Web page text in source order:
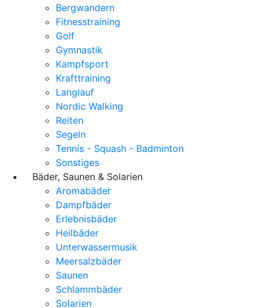
Bergwandern
Fitnesstraining
Golf
Gymnastik
Kampfsport
Krafttraining
Langlauf
Nordic Walking
Reiten
Segeln
Tennis - Squash - Badminton
Sonstiges
Bäder, Saunen & Solarien
Aromabäder
Dampfbäder
Erlebnisbäder
Heilbäder
Unterwassermusik
Meersalzbäder
Saunen
Schlammbäder
Solarien